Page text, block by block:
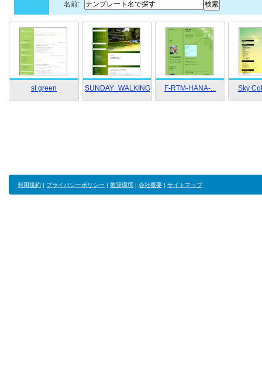
名前:
st green SUNDAY_WALKING F-RTM-HANA-... Sky
利用規約 | プライバシーポリシー | 推奨環境 | 会社概要 | サイトマップ